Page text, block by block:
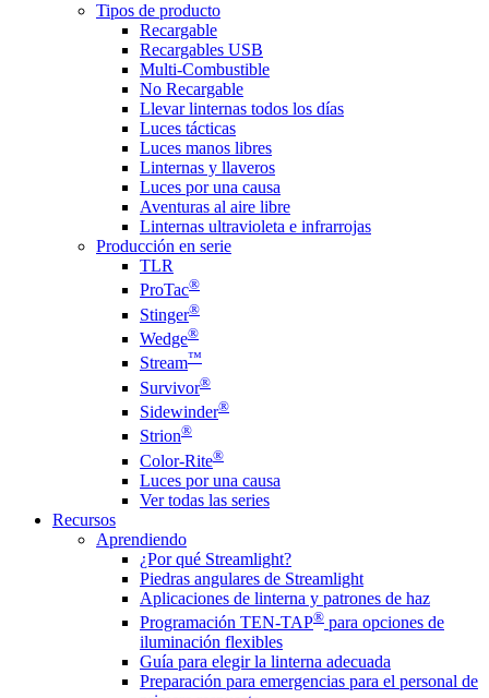
Tipos de producto
Recargable
Recargables USB
Multi-Combustible
No Recargable
Llevar linternas todos los días
Luces tácticas
Luces manos libres
Linternas y llaveros
Luces por una causa
Aventuras al aire libre
Linternas ultravioleta e infrarrojas
Producción en serie
TLR
ProTac®
Stinger®
Wedge®
Stream™
Survivor®
Sidewinder®
Strion®
Color-Rite®
Luces por una causa
Ver todas las series
Recursos
Aprendiendo
¿Por qué Streamlight?
Piedras angulares de Streamlight
Aplicaciones de linterna y patrones de haz
Programación TEN-TAP® para opciones de
iluminación flexibles
Guía para elegir la linterna adecuada
Preparación para emergencias para el personal de